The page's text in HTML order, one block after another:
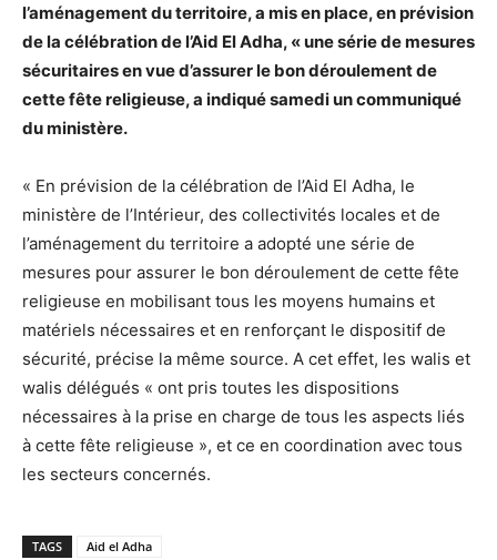
l’aménagement du territoire, a mis en place, en prévision
de la célébration de l’Aid El Adha, « une série de mesures
sécuritaires en vue d’assurer le bon déroulement de
cette fête religieuse, a indiqué samedi un communiqué
du ministère.
« En prévision de la célébration de l’Aid El Adha, le
ministère de l’Intérieur, des collectivités locales et de
l’aménagement du territoire a adopté une série de
mesures pour assurer le bon déroulement de cette fête
religieuse en mobilisant tous les moyens humains et
matériels nécessaires et en renforçant le dispositif de
sécurité, précise la même source. A cet effet, les walis et
walis délégués « ont pris toutes les dispositions
nécessaires à la prise en charge de tous les aspects liés
à cette fête religieuse », et ce en coordination avec tous
les secteurs concernés.
TAGS Aid el Adha